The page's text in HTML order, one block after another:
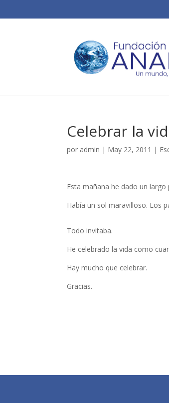
Celebrar la
por admin | May 22, 2011 |
Esta mañana he dado un largo
Había un sol maravilloso. Los
Todo invitaba.
He celebrado la vida como
Hay mucho que celebrar.
Gracias.